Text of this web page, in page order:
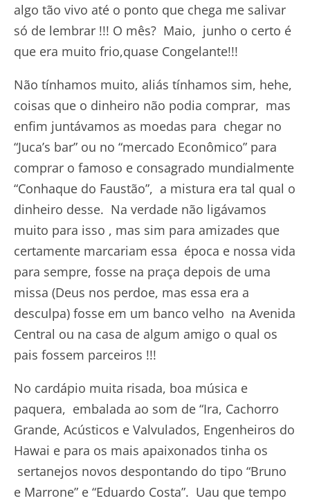
algo tão vivo até o ponto que chega me salivar
só de lembrar !!! O mês? Maio, junho o certo é
que era muito frio,quase Congelante!!!
Não tínhamos muito, aliás tínhamos sim, hehe,
coisas que o dinheiro não podia comprar, mas
enfim juntávamos as moedas para chegar no
“Juca’s bar” ou no “mercado Econômico” para
comprar o famoso e consagrado mundialmente
“Conhaque do Faustão”, a mistura era tal qual o
dinheiro desse. Na verdade não ligávamos
muito para isso , mas sim para amizades que
certamente marcariam essa época e nossa vida
para sempre, fosse na praça depois de uma
missa (Deus nos perdoe, mas essa era a
desculpa) fosse em um banco velho na Avenida
Central ou na casa de algum amigo o qual os
pais fossem parceiros !!!
No cardápio muita risada, boa música e
paquera, embalada ao som de “Ira, Cachorro
Grande, Acústicos e Valvulados, Engenheiros do
Hawai e para os mais apaixonados tinha os
sertanejos novos despontando do tipo “Bruno
e Marrone” e “Eduardo Costa”. Uau que tempo